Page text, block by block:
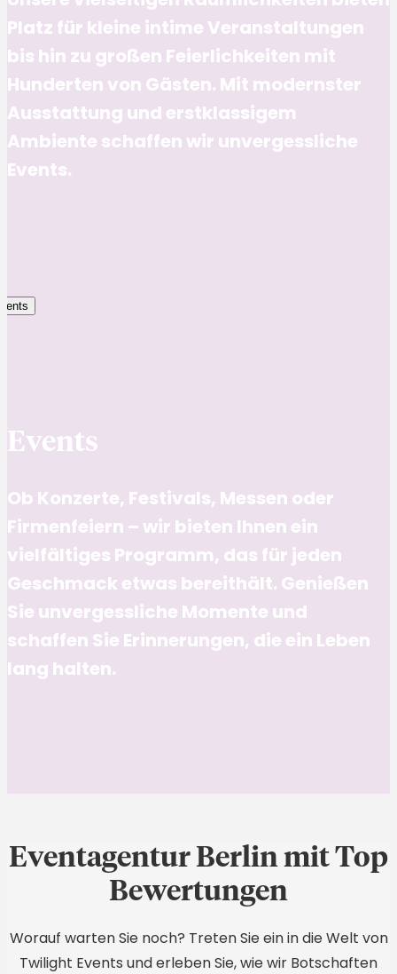
Platz für kleine intime Veranstaltungen
bis hin zu großen Feierlichkeiten mit
Hunderten von Gästen. Mit modernster
Ausstattung und erstklassigem
Ambiente schaffen wir unvergessliche
Events.
Events
Ob Konzerte, Festivals, Messen oder
Firmenfeiern – wir bieten Ihnen ein
vielfältiges Programm, das für jeden
Geschmack etwas bereithält. Genießen
Sie unvergessliche Momente und
schaffen Sie Erinnerungen, die ein Leben
lang halten.
Eventagentur Berlin mit Top
Bewertungen
Worauf warten Sie noch? Treten Sie ein in die Welt von
Twilight Events und erleben Sie, wie wir Botschaften